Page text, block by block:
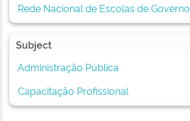
Rede Nacional de Escolas de Governo
Subject
Administração Pública
Capacitação Profissional